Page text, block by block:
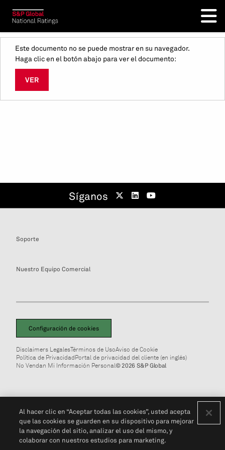
Este documento no se puede mostrar en su navegador.
Haga clic en el botón abajo para ver el documento:
VER
Síganos
Soporte
Nuestro Equipo Comercial
Configuración de cookies
Disclaimers LegalesTérminos de UsoAviso de Cookie
Política de PrivacidadPortal de privacidad del cliente (en inglés)
No Vendan Mi Información Personal© 2026 S&P Global
Al hacer clic en “Aceptar todas las cookies”, usted acepta
que las cookies se guarden en su dispositivo para mejorar
la navegación del sitio, analizar el uso del mismo, y
colaborar con nuestros estudios para marketing.